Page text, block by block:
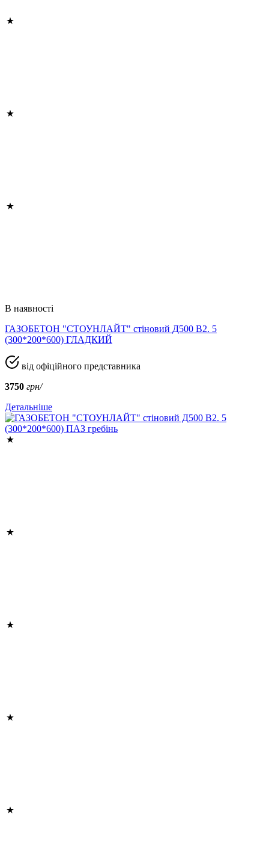
В наявності
ГАЗОБЕТОН "СТОУНЛАЙТ" стіновий Д500 В2. 5
(300*200*600) ГЛАДКИЙ
від офіційного представника
3750 грн/
Детальніше